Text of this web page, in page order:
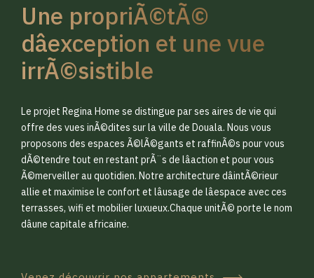
Une propriÃ©tÃ©
dâexception et une vue
irrÃ©sistible
Le projet Regina Home se distingue par ses aires de vie qui
offre des vues inÃ©dites sur la ville de Douala. Nous vous
proposons des espaces Ã©lÃ©gants et raffinÃ©s pour vous
dÃ©tendre tout en restant prÃ¨s de lâaction et pour vous
Ã©merveiller au quotidien. Notre architecture dâintÃ©rieur
allie et maximise le confort et lâusage de lâespace avec ces
terrasses, wifi et mobilier luxueux.Chaque unitÃ© porte le nom
dâune capitale africaine.
0
1
2
3
0
1
2
3